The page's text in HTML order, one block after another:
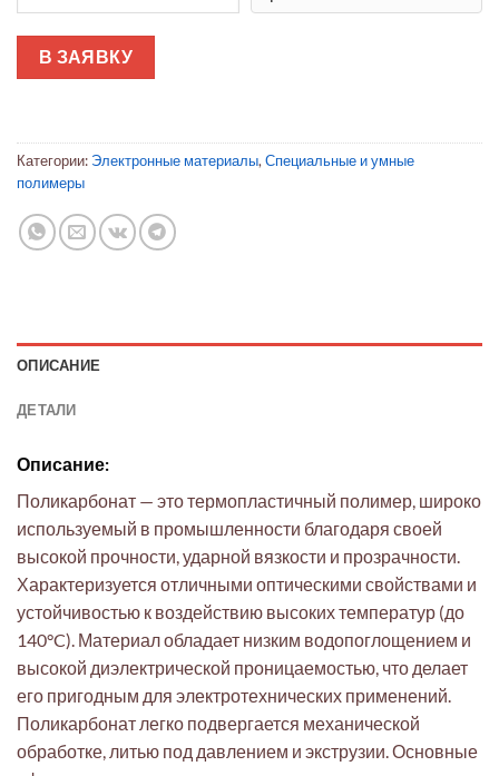
В ЗАЯВКУ
Категории: Электронные материалы, Специальные и умные
полимеры
ОПИСАНИЕ
ДЕТАЛИ
Описание:
Поликарбонат — это термопластичный полимер, широко
используемый в промышленности благодаря своей
высокой прочности, ударной вязкости и прозрачности.
Характеризуется отличными оптическими свойствами и
устойчивостью к воздействию высоких температур (до
140°C). Материал обладает низким водопоглощением и
высокой диэлектрической проницаемостью, что делает
его пригодным для электротехнических применений.
Поликарбонат легко подвергается механической
обработке, литью под давлением и экструзии. Основные